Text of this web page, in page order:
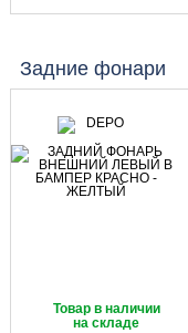
Задние фонари
Товар в наличии
на складе